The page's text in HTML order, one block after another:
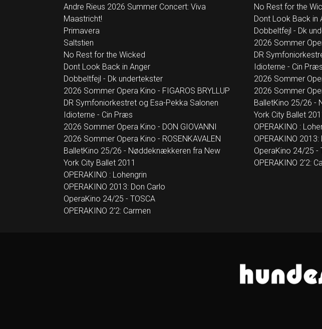
Andre Rieus 2026 Summer Concert: Viva
Maastricht!
Primavera
Saltstien
No Rest for the Wicked
Dont Look Back in Anger
Dobbeltfejl - Dk undertekster
2026 Sommer Opera Kino - FIGAROS BRYLLUP
DR Symfoniorkestret og Esa-Pekka Salonen
Idioterne - Cin Præs
2026 Sommer Opera Kino - DON GIOVANNI
2026 Sommer Opera Kino - ROSENKAVALEN
BalletKino 25/26 - Nøddeknækkeren fra New
York City Ballet 2011
OPERAKINO : Lohengrin
OPERAKINO 2013: Don Carlo
OperaKino 24/25 - TOSCA
OPERAKINO 2'2: Carmen
No Rest for the
Dont Look Back in
Dobbeltfejl - Dk
2026 Sommer
DR
Idioterne - Cin Præs
2026 Sommer
2026 Sommer
BalletKino 25/26 -
York City Ballet
OPERAKINO :
OPERAKINO 2013:
OperaKino 24/25 -
OPERAKINO 2'2: